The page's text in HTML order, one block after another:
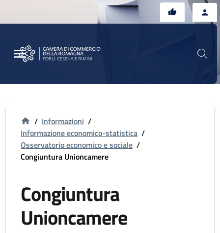
/ Informazioni /
Informazione economico-statistica /
Osservatorio economico e sociale /
Congiuntura Unioncamere
Congiuntura
Unioncamere